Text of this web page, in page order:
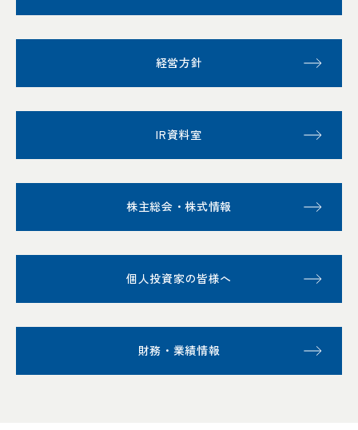
経営方針
IR資料室
株主総会・株式情報
個人投資家の皆様へ
財務・業績情報